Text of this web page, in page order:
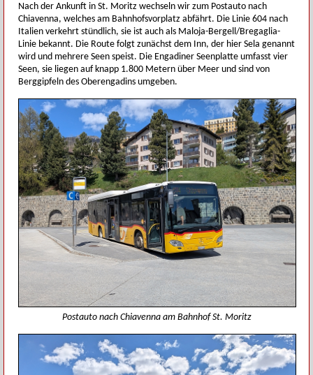
Nach der Ankunft in St. Moritz wechseln wir zum Postauto nach
Chiavenna, welches am Bahnhofsvorplatz abfährt. Die Linie 604 nach
Italien verkehrt stündlich, sie ist auch als Maloja-Bergell/Bregaglia-
Linie bekannt. Die Route folgt zunächst dem Inn, der hier Sela genannt
wird und mehrere Seen speist. Die Engadiner Seenplatte umfasst vier
Seen, sie liegen auf knapp 1.800 Metern über Meer und sind von
Berggipfeln des Oberengadins umgeben.
Postauto nach Chiavenna am Bahnhof St. Moritz